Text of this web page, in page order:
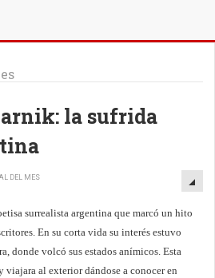
la sufrida
DEL MES
surrealista argentina que marcó un hito
En su corta vida su interés estuvo
donde volcó sus estados anímicos. Esta
viajara al exterior dándose a conocer en